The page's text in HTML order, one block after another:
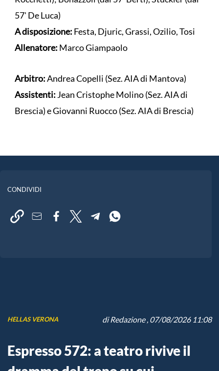
57' De Luca)
A disposizione: Festa, Djuric, Grassi, Ozilio, Tosi
Allenatore: Marco Giampaolo
Arbitro:Andrea Copelli (Sez. AIA di Mantova)
Assistenti: Jean Cristophe Molino (Sez. AIA di
Brescia) e Giovanni Ruocco (Sez. AIA di Brescia)
CONDIVIDI
HELLAS VERONA diRedazione, 07/08/2026 11:08
Espresso 572: a teatro rivive il